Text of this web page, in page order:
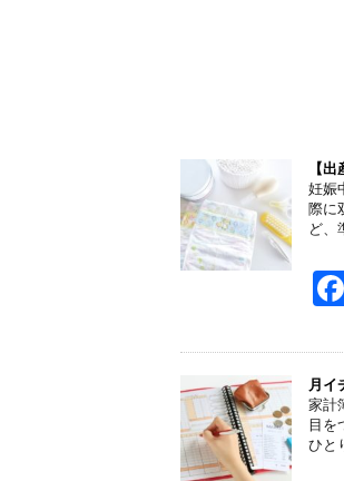
【
妊娠
際に
ど、
月イ
家計
目を
ひと